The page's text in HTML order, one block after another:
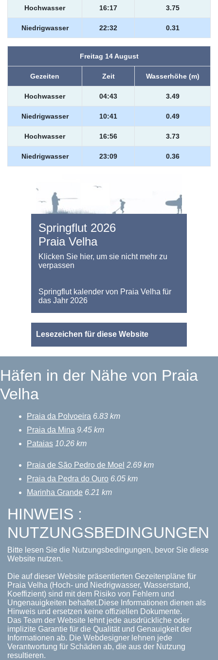
Hochwasser 16:17 3.75
Niedrigwasser 22:32 0.31
Freitag 14 August
Gezeiten Zeit Wasserhöhe (m)
Hochwasser 04:43 3.49
Niedrigwasser 10:41 0.49
Hochwasser 16:56 3.73
Niedrigwasser 23:09 0.36
Springflut 2026
Praia Velha
Klicken Sie hier, um sie nicht mehr zu
verpassen
Springflut kalender von Praia Velha für
das Jahr 2026
Lesezeichen für diese Website
Häfen in der Nähe von Praia
Velha
Praia da Polvoeira 6.83 km
Praia da Mina 9.45 km
Pataias 10.26 km
Praia de São Pedro de Moel 2.69 km
Praia da Pedra do Ouro 6.05 km
Marinha Grande 6.21 km
HINWEIS :
NUTZUNGSBEDINGUNGEN
Bitte lesen Sie die Nutzungsbedingungen, bevor Sie diese
Website nutzen.
Die auf dieser Website präsentierten Gezeitenpläne für
Praia Velha (Hoch- und Niedrigwasser, Wasserstand,
Koeffizient) sind mit dem Risiko von Fehlern und
Ungenauigkeiten behaftet.Diese Informationen dienen als
Hinweis und ersetzen keine offiziellen Dokumente.
Das Team der Website lehnt jede ausdrückliche oder
implizite Garantie für die Qualität und Genauigkeit der
Informationen ab. Die Webdesigner lehnen jede
Verantwortung für Schäden ab, die aus der Nutzung
resultieren.